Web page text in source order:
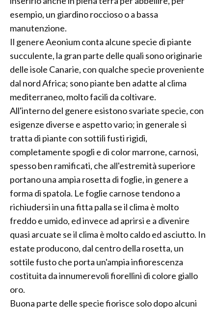
esempio, un giardino roccioso o a bassa
manutenzione.
Il genere Aeonium conta alcune specie di piante
succulente, la gran parte delle quali sono originarie
delle isole Canarie, con qualche specie proveniente
dal nord Africa; sono piante ben adatte al clima
mediterraneo, molto facili da coltivare.
All'interno del genere esistono svariate specie, con
esigenze diverse e aspetto vario; in generale si
tratta di piante con sottili fusti rigidi,
completamente spogli e di color marrone, carnosi,
spesso ben ramificati, che all'estremità superiore
portano una ampia rosetta di foglie, in genere a
forma di spatola. Le foglie carnose tendono a
richiudersi in una fitta palla se il clima è molto
freddo e umido, ed invece ad aprirsi e a divenire
quasi arcuate se il clima è molto caldo ed asciutto. In
estate producono, dal centro della rosetta, un
sottile fusto che porta un'ampia infiorescenza
costituita da innumerevoli fiorellini di colore giallo
oro.
Buona parte delle specie fiorisce solo dopo alcuni